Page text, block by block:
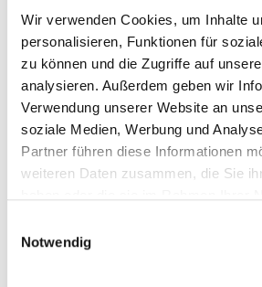
Wir verwenden Cookies, um Inhalte
personalisieren, Funktionen für
zu können und die Zugriffe auf
analysieren. Außerdem geben wir
Verwendung unserer Website an
soziale Medien, Werbung und
Partner führen diese Informationen
weiteren Daten zusammen, die Sie
Notwendig
Ihr Partner für
Sehen in
Als erster Ansprechpartner für das
als Augenoptiker in Mühlheim mehr
diejenigen, die sich um die jeweilige
individuellen Wünsche und